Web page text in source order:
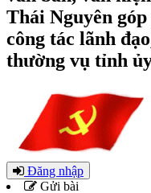
Thái Nguyên
công tác lãnh
thường vụ tỉnh
Đăng nhập
Gửi bài